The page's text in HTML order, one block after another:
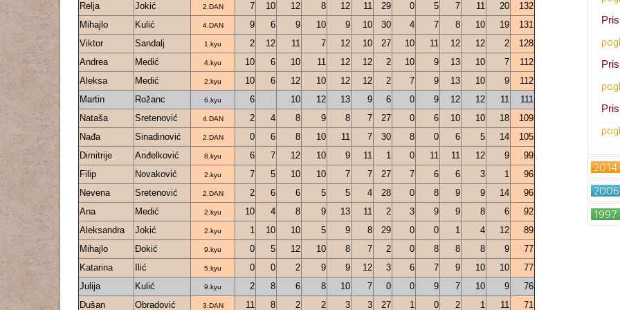
Relja
Jokić 2.DAN 7 10 12 8 12 11 29 0 5 7 11 20
132
Mihajlo
Kulić 4.DAN 9 6 9 10 9 10 30 4 7 8 10 19
131
Viktor
Sandalj 1.kyu 2 12 11 7 12 10 27 10 11 12 12 2
128
Andrea
Medić 4.kyu 10 6 10 11 12 12 2 10 9 13 10 7
112
Aleksa
Medić 2.kyu 10 6 12 10 12 12 2 7 9 13 10 9
112
Martin
Rožanc 6.kyu 6 10 12 13 9 6 0 9 12 12 11
111
Nataša
Sretenović 4.DAN 2 4 8 9 8 7 27 0 6 10 10 18
109
Nađa
Sinadinović 2.DAN 0 6 8 10 11 7 30 8 0 6 5 14
105
Dimitrije
Anđelković 8.kyu 6 7 12 10 9 11 1 0 11 11 12 9
99
Filip
Novaković 2.kyu 7 5 10 10 7 7 27 7 6 6 3 1
96
Nevena
Sretenović 2.DAN 2 6 6 5 5 4 28 0 8 9 9 14
96
Ana
Medić 2.kyu 10 4 8 9 13 11 2 3 9 9 8 6
92
Aleksandra
Jokić 2.kyu 1 10 10 5 9 8 29 0 0 1 4 12
89
Mihajlo
Đokić 9.kyu 0 5 12 10 8 7 2 0 8 8 8 9
77
Katarina
Ilić 5.kyu 0 0 2 9 9 12 3 6 7 9 10 10
77
Julija
Kulić 9.kyu 2 8 6 8 10 7 0 0 9 7 10 9
76
Dušan
Obradović 3.DAN 11 8 2 2 3 3 27 1 0 2 1 11
71
2014
2006